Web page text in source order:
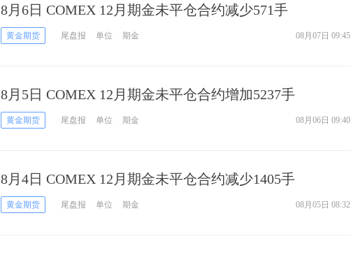
8月6日 COMEX 12月期金未平仓合约减少571手
黄金期货 尾盘报 单位 期金 08月07日 09:45
8月5日 COMEX 12月期金未平仓合约增加5237手
黄金期货 尾盘报 单位 期金 08月06日 09:40
8月4日 COMEX 12月期金未平仓合约减少1405手
黄金期货 尾盘报 单位 期金 08月05日 08:32